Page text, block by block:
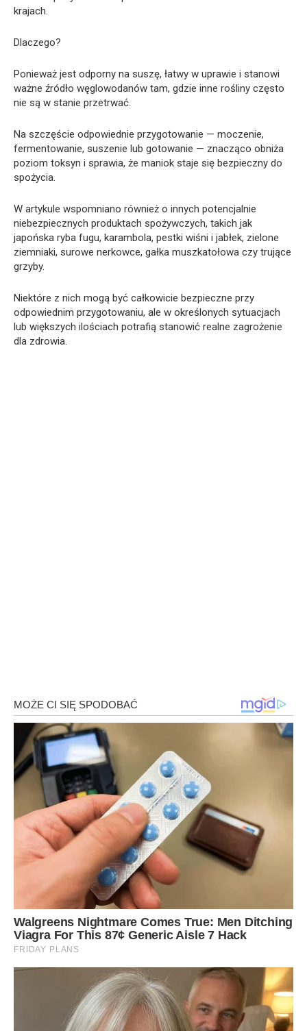
krajach.
Dlaczego?
Ponieważ jest odporny na suszę, łatwy w uprawie i stanowi
ważne źródło węglowodanów tam, gdzie inne rośliny często
nie są w stanie przetrwać.
Na szczęście odpowiednie przygotowanie — moczenie,
fermentowanie, suszenie lub gotowanie — znacząco obniża
poziom toksyn i sprawia, że maniok staje się bezpieczny do
spożycia.
W artykule wspomniano również o innych potencjalnie
niebezpiecznych produktach spożywczych, takich jak
japońska ryba fugu, karambola, pestki wiśni i jabłek, zielone
ziemniaki, surowe nerkowce, gałka muszkatołowa czy trujące
grzyby.
Niektóre z nich mogą być całkowicie bezpieczne przy
odpowiednim przygotowaniu, ale w określonych sytuacjach
lub większych ilościach potrafią stanowić realne zagrożenie
dla zdrowia.